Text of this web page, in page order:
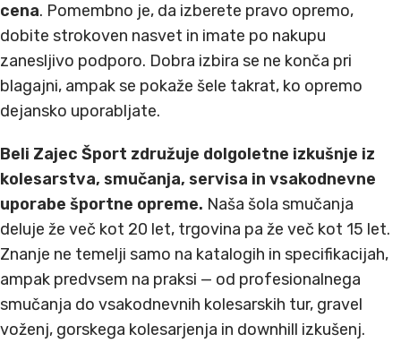
cena. Pomembno je, da izberete pravo opremo,
dobite strokoven nasvet in imate po nakupu
zanesljivo podporo. Dobra izbira se ne konča pri
blagajni, ampak se pokaže šele takrat, ko opremo
dejansko uporabljate.
Beli Zajec Šport združuje dolgoletne izkušnje iz
kolesarstva, smučanja, servisa in vsakodnevne
uporabe športne opreme. Naša šola smučanja
deluje že več kot 20 let, trgovina pa že več kot 15 let.
Znanje ne temelji samo na katalogih in specifikacijah,
ampak predvsem na praksi — od profesionalnega
smučanja do vsakodnevnih kolesarskih tur, gravel
voženj, gorskega kolesarjenja in downhill izkušenj.